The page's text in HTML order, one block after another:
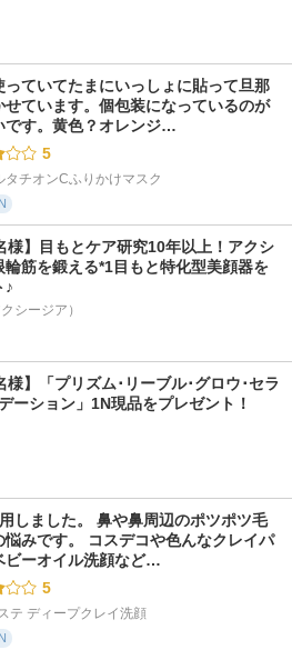
っていてたまにいっしょに貼って旦那
せています。個包装になっているのが
です。黄色？オレンジ…
5
タチオンCふりかけマスク
様】目もとケア研究10年以上！アクシ
輪筋を鍛える*1目もと特化型美顔器を
♪
シージア）
様】「プリズム･リーブル･グロウ･セラ
しました。 鼻や鼻周辺のポツポツ毛
悩みです。 コスデコや色んなクレイパ
ビーオイル洗顔など…
5
テ ディープクレイ洗顔